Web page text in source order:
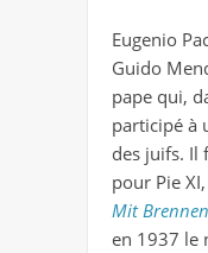
Eugenio
Guido
pape qui,
participé à
des juifs. Il
pour Pie
Mit
en 1937 le